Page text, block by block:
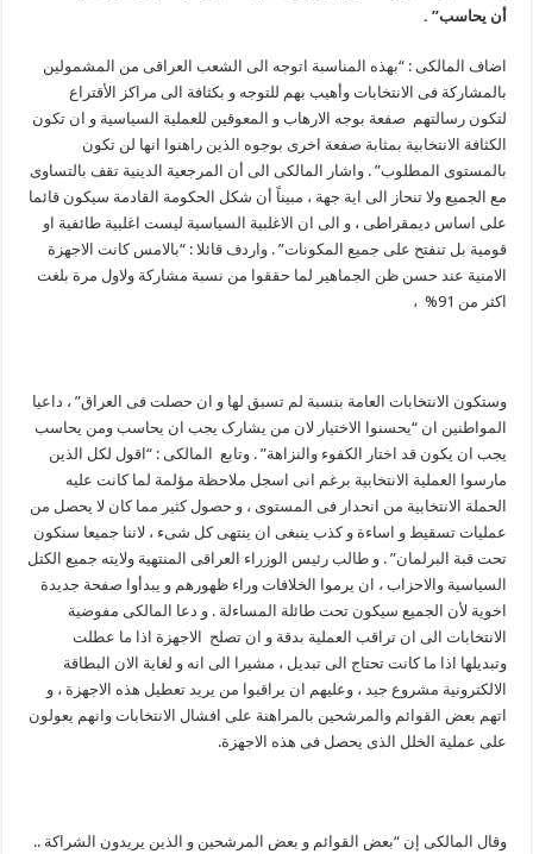
أن يحاسب” .
اضاف المالکی : “بهذه المناسبة اتوجه الى الشعب العراقی من المشمولین
بالمشارکة فی الانتخابات وأهیب بهم للتوجه و بکثافة الى مراکز الأقتراع
لتکون رسالتهم صفعة بوجه الارهاب و المعوقین للعملیة السیاسیة و ان تکون
الکثافة الانتخابیة بمثابة صفعة اخرى بوجوه الذین راهنوا انها لن تکون
بالمستوى المطلوب” . واشار المالکی الى أن المرجعیة الدینیة تقف بالتساوی
مع الجمیع ولا تنحاز الى ایة جهة ، مبیناً أن شکل الحکومة القادمة سیکون قائما
على اساس دیمقراطی ، و الى ان الاغلبیة السیاسیة لیست اغلبیة طائفیة او
قومیة بل تنفتح على جمیع المکونات” . واردف قائلا : “بالامس کانت الاجهزة
الامنیة عند حسن ظن الجماهیر لما حققوا من نسبة مشارکة ولاول مرة بلغت
اکثر من 91% ،
وستکون الانتخابات العامة بنسبة لم تسبق لها و ان حصلت فی العراق” ، داعیا
المواطنین ان “یحسنوا الاختیار لان من یشارک یجب ان یحاسب ومن یحاسب
یجب ان یکون قد اختار الکفوء والنزاهة” . وتابع المالکی : “اقول لکل الذین
مارسوا العملیة الانتخابیة برغم انی اسجل ملاحظة مؤلمة لما کانت علیه
الحملة الانتخابیة من انحدار فی المستوى ، و حصول کثیر مما کان لا یحصل من
عملیات تسقیط و اساءة و کذب ینبغی ان ینتهی کل شیء ، لاننا جمیعا سنکون
تحت قبة البرلمان” . و طالب رئیس الوزراء العراقی المنتهیة ولایته جمیع الکتل
السیاسیة والاحزاب ، ان یرموا الخلافات وراء ظهورهم و یبدأوا صفحة جدیدة
اخویة لأن الجمیع سیکون تحت طائلة المساءلة . و دعا المالکی مفوضیة
الانتخابات الى ان تراقب العملیة بدقة و ان تصلح الاجهزة اذا ما عطلت
وتبدیلها اذا ما کانت تحتاج الى تبدیل ، مشیرا الى انه و لغایة الان البطاقة
الالکترونیة مشروع جید ، وعلیهم ان یراقبوا من یرید تعطیل هذه الاجهزة ، و
اتهم بعض القوائم والمرشحین بالمراهنة على افشال الانتخابات وانهم یعولون
على عملیة الخلل الذی یحصل فی هذه الاجهزة.
وقال المالکی إن “بعض القوائم و بعض المرشحین و الذین یریدون الشراکة ..